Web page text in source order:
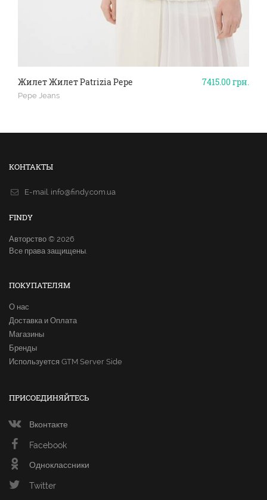
7415.00грн.
Жилет Жилет Patrizia Pepe
Pepe Jeans
КОНТАКТЫ
E-mail. info@findy.com.ua
FINDY
Авторство © 2026
Все права защищены.
ПОКУПАТЕЛЯМ
О нас
Доставка и Оплата
Магазины
Бренды
Используется GTM Server Side
ПРИСОЕДИНЯЙТЕСЬ
Вконтакте
Facebook
Одноклассники
Twitter